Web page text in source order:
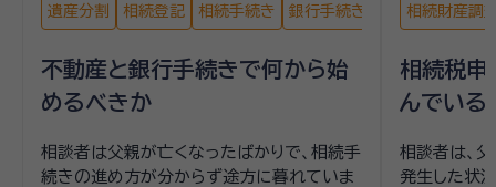
遺産分割 相続登記 相続手続き 銀行手続き 戸籍収集
不動産と銀行手続きで何から始
めるべきか
相談者は父親が亡くなったばかりで、相続手
続きの進め方が分からず途方に暮れていま
相続財産調
相続税申
んでいる
相談者は、
発生した状